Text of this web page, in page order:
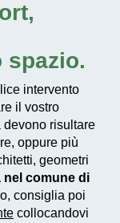
spazio.
intervento
il vostro
devono risultare
oppure più
geometri
comune di
consiglia poi
collocandovi